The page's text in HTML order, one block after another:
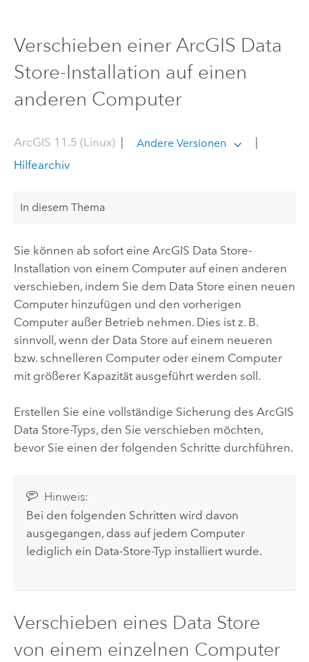
Verschieben einer ArcGIS Data
Store-Installation auf einen
anderen Computer
ArcGIS 11.5 (Linux)| Andere Versionen
Hilfearchiv
In diesem Thema
Sie können ab sofort eine ArcGIS Data Store-
Installation von einem Computer auf einen anderen
verschieben, indem Sie dem Data Store einen neuen
Computer hinzufügen und den vorherigen
Computer außer Betrieb nehmen. Dies ist z. B.
sinnvoll, wenn der Data Store auf einem neueren
bzw. schnelleren Computer oder einem Computer
mit größerer Kapazität ausgeführt werden soll.
Erstellen Sie eine vollständige Sicherung des ArcGIS
Data Store-Typs, den Sie verschieben möchten,
bevor Sie einen der folgenden Schritte durchführen.
Hinweis:
Bei den folgenden Schritten wird davon
ausgegangen, dass auf jedem Computer
lediglich ein Data-Store-Typ installiert wurde.
Verschieben eines Data Store
von einem einzelnen Computer